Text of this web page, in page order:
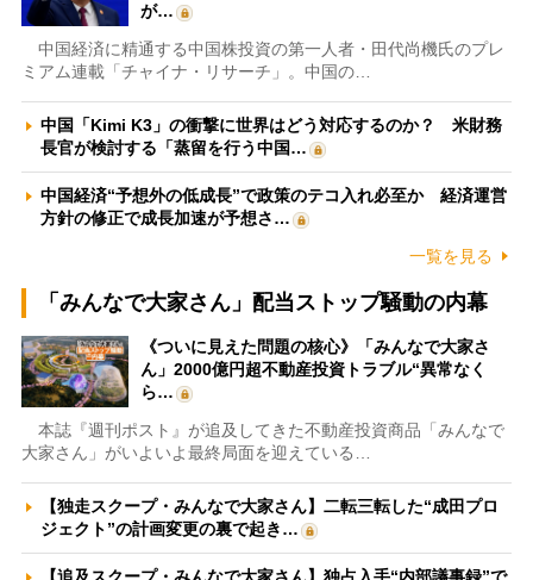
が…
中国経済に精通する中国株投資の第一人者・田代尚機氏のプレ
ミアム連載「チャイナ・リサーチ」。中国の…
中国「Kimi K3」の衝撃に世界はどう対応するのか？ 米財務
長官が検討する「蒸留を行う中国…
中国経済“予想外の低成長”で政策のテコ入れ必至か 経済運営
方針の修正で成長加速が予想さ…
一覧を見る
「みんなで大家さん」配当ストップ騒動の内幕
《ついに見えた問題の核心》「みんなで大家さ
ん」2000億円超不動産投資トラブル“異常なく
ら…
本誌『週刊ポスト』が追及してきた不動産投資商品「みんなで
大家さん」がいよいよ最終局面を迎えている…
【独走スクープ・みんなで大家さん】二転三転した“成田プロ
ジェクト”の計画変更の裏で起き…